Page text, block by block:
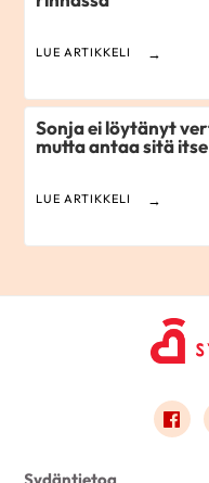
LUE ARTIKKELI
Sonja ei löytänyt
mutta antaa sitä itse
LUE ARTIKKELI